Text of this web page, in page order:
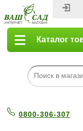
Каталог
0800-306-307